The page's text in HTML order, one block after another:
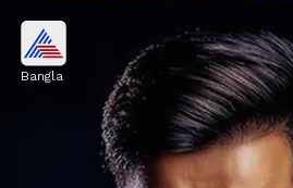
বিরাট যখন
বিমান চালকের ভূমিকায়
বিরাটকে! সেই আকাঙ্খাও
পাইলটের বেশে বিরাটের এক
প্রযুক্তি
Bangla